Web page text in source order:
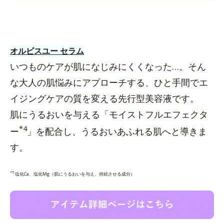
オルビスユー セラム
いつものケアが肌になじみにくくなった…。そん
な大人の肌悩みにアプローチする、ひと手間でエ
イジングケアの質を変える先行型美容液です。
肌にうるおいを与える「モイストフルエフェクタ
ー*4」を配合し、うるおいあふれる肌へと導きま
す。
*5 塩化Ca、塩化Mg（肌にうるおいを与え、持続させる成分）